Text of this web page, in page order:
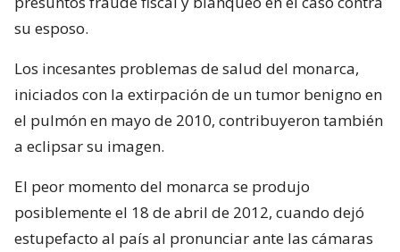
su esposo.
Los incesantes problemas de salud del monarca,
iniciados con la extirpación de un tumor benigno en
el pulmón en mayo de 2010, contribuyeron también
a eclipsar su imagen.
El peor momento del monarca se produjo
posiblemente el 18 de abril de 2012, cuando dejó
estupefacto al país al pronunciar ante las cámaras